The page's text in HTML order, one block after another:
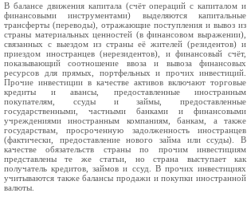
В балансе движения капитала (счёт операций с капиталом и
финансовыми инструментами) выделяются капитальные
трансферты (переводы), отражающие поступления и вывоз из
страны материальных ценностей (в финансовом выражении),
связанных с выездом из страны её жителей (резидентов) и
приездом иностранцев (нерезидентов), и финансовый счёт,
показывающий соотношение ввоза и вывоза финансовых
ресурсов для прямых, портфельных и прочих инвестиций.
Прочие инвестиции в качестве активов включают торговые
кредиты и авансы, предоставленные иностранным
покупателям, ссуды и займы, предоставленные
государственными, частными банками и финансовыми
учреждениями иностранным компаниям, банкам, а также
государствам, просроченную задолженность иностранцев
(фактически, предоставление нового займа или ссуды). В
качестве обязательств страны по прочим инвестициям
представлены те же статьи, но страна выступает как
получатель кредитов, займов и ссуд. В прочих инвестициях
учитываются также балансы продажи и покупки иностранной
валюты.